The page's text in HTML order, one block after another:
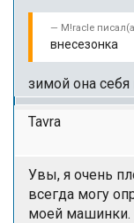
M!racle
внесезонка
зимой она
Tavra
Увы, я очень
всегда могу
моей машинки.